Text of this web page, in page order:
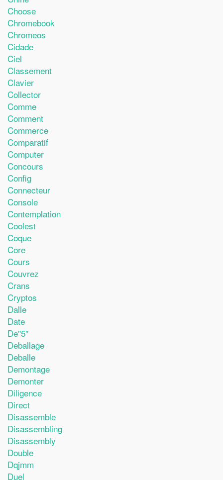
Choose
Chromebook
Chromeos
Cidade
Ciel
Classement
Clavier
Collector
Comme
Comment
Commerce
Comparatif
Computer
Concours
Config
Connecteur
Console
Contemplation
Coolest
Coque
Core
Cours
Couvrez
Crans
Cryptos
Dalle
Date
De''5''
Deballage
Deballe
Demontage
Demonter
Diligence
Direct
Disassemble
Disassembling
Disassembly
Double
Dqjmm
Duel